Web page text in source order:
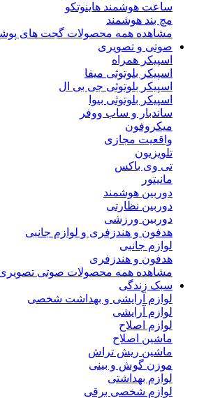
ساعت هوشمند هاینوتکو
مچ بند هوشمند
مشاهده همه محصولات گجت های
صوتی و تصویری
اسپیکر همراه
اسپیکر بلوتوثی میفا
اسپیکر بلوتوثی جی بی ال
اسپیکر بلوتوثی بیوا
ساندبار و ساب ووفر
میکروفون
واقعیت مجازی
تلویزیون
تی وی باکس
مانیتور
دوربین هوشمند
دوربین نظارتی
دوربین ورزشی
هدفون و هندزفری و لوازم جانبی
لوازم جانبی
هدفون و هندزفری
مشاهده همه محصولات صوتی
سبک زندگی
لوازم آرایشی و بهداشت شخصی
لوازم آرایشی
لوازم اصلاح
ماشین اصلاح
ماشین ریش تراش
موزن گوش و بینی
لوازم بهداشتی
لوازم شخصی برقی